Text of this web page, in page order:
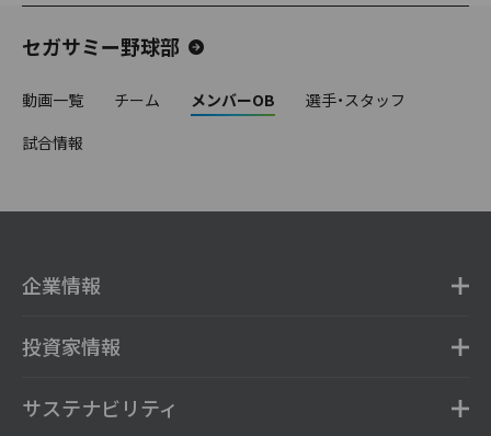
セガサミー野球部
動画一覧 チーム メンバーOB
選手・スタッフ
試合情報
企業情報
投資家情報
サステナビリティ